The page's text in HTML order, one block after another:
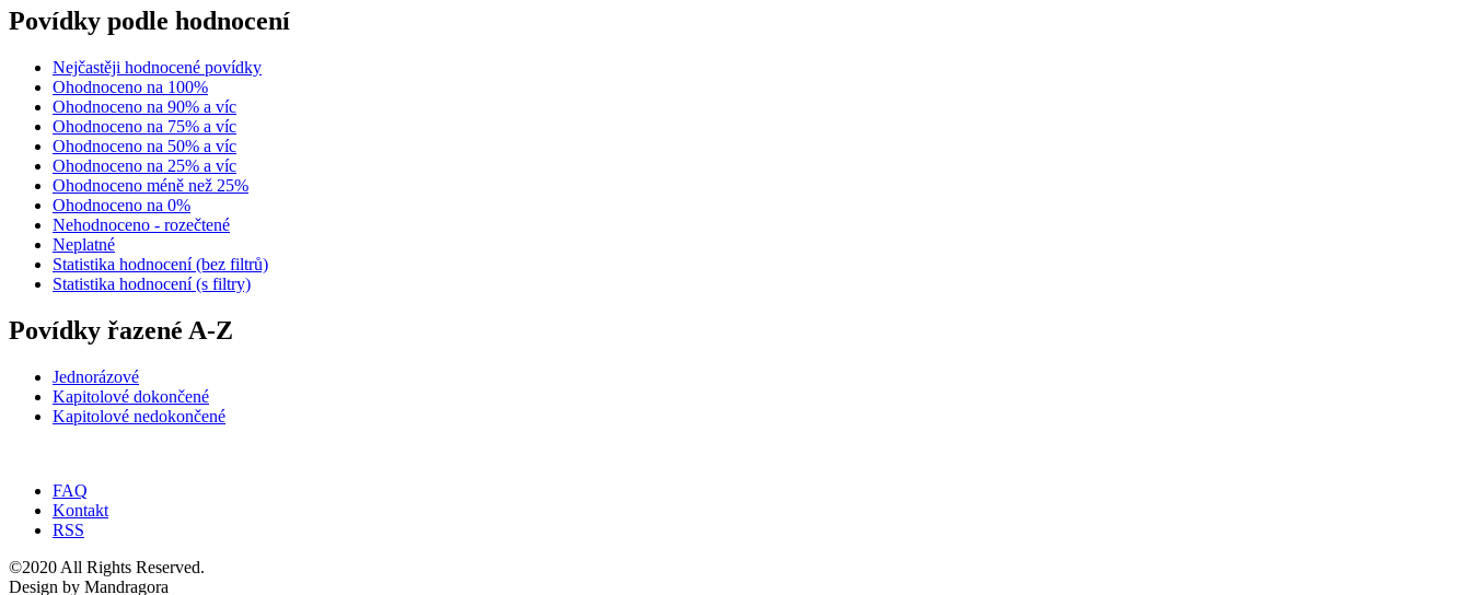
Povídky podle hodnocení
Nejčastěji hodnocené povídky
Ohodnoceno na 100%
Ohodnoceno na 90% a víc
Ohodnoceno na 75% a víc
Ohodnoceno na 50% a víc
Ohodnoceno na 25% a víc
Ohodnoceno méně než 25%
Ohodnoceno na 0%
Nehodnoceno - rozečtené
Neplatné
Statistika hodnocení (bez filtrů)
Statistika hodnocení (s filtry)
Povídky řazené A-Z
Jednorázové
Kapitolové dokončené
Kapitolové nedokončené
FAQ
Kontakt
RSS
©2020 All Rights Reserved.
Design by Mandragora